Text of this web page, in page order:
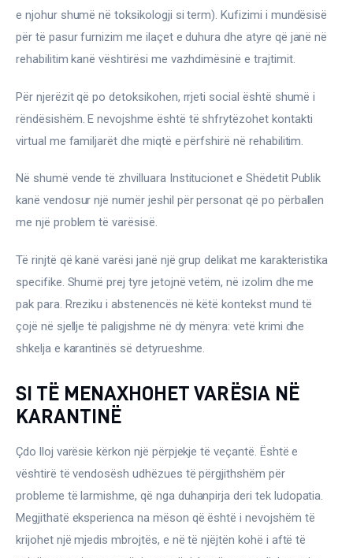
e njohur shumë në toksikologji si term). Kufizimi i mundësisë
për të pasur furnizim me ilaçet e duhura dhe atyre që janë në
rehabilitim kanë vështirësi me vazhdimësinë e trajtimit.
Për njerëzit që po detoksikohen, rrjeti social është shumë i
rëndësishëm. E nevojshme është të shfrytëzohet kontakti
virtual me familjarët dhe miqtë e përfshirë në rehabilitim.
Në shumë vende të zhvilluara Institucionet e Shëdetit Publik
kanë vendosur një numër jeshil për personat që po përballen
me një problem të varësisë.
Të rinjtë që kanë varësi janë një grup delikat me karakteristika
specifike. Shumë prej tyre jetojnë vetëm, në izolim dhe me
pak para. Rreziku i abstenencës në këtë kontekst mund të
çojë në sjellje të paligjshme në dy mënyra: vetë krimi dhe
shkelja e karantinës së detyrueshme.
SI TË MENAXHOHET VARËSIA NË
KARANTINË
Çdo lloj varësie kërkon një përpjekje të veçantë. Është e
vështirë të vendosësh udhëzues të përgjithshëm për
probleme të larmishme, që nga duhanpirja deri tek ludopatia.
Megjithatë eksperienca na mëson që është i nevojshëm të
krijohet një mjedis mbrojtës, e në të njëjtën kohë i aftë të